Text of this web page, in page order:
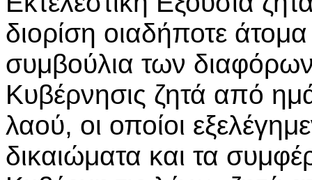
διορίση οιαδήποτε
συμβούλια των
Κυβέρνησις ζητά από
λαού, οι οποίοι
δικαιώματα και τα